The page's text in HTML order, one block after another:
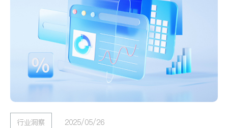
行业洞察 2025/05/26